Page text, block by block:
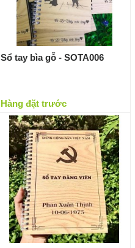
Sổ tay bìa gỗ - SOTA006
Hàng đặt trước